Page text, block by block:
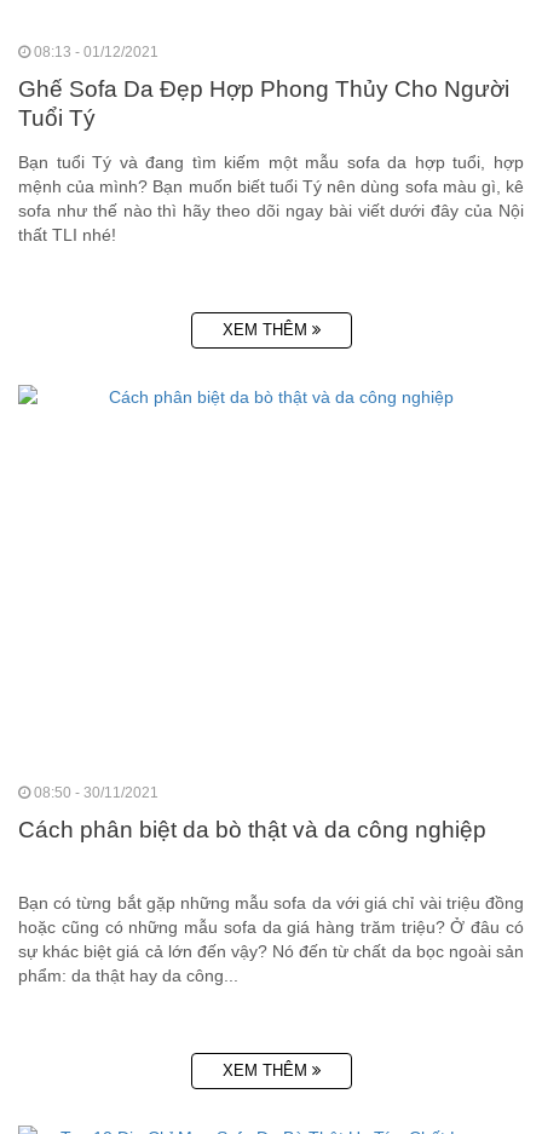
08:13 - 01/12/2021
Ghế Sofa Da Đẹp Hợp Phong Thủy Cho Người
Tuổi Tý
Bạn tuổi Tý và đang tìm kiếm một mẫu sofa da hợp tuổi, hợp
mệnh của mình? Bạn muốn biết tuổi Tý nên dùng sofa màu gì, kê
sofa như thế nào thì hãy theo dõi ngay bài viết dưới đây của Nội
thất TLI nhé!
XEM THÊM
08:50 - 30/11/2021
Cách phân biệt da bò thật và da công nghiệp
Bạn có từng bắt gặp những mẫu sofa da với giá chỉ vài triệu đồng
hoặc cũng có những mẫu sofa da giá hàng trăm triệu? Ở đâu có
sự khác biệt giá cả lớn đến vậy? Nó đến từ chất da bọc ngoài sản
phẩm: da thật hay da công...
XEM THÊM